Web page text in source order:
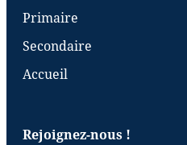
Primaire
Secondaire
Accueil
Rejoignez-nous !